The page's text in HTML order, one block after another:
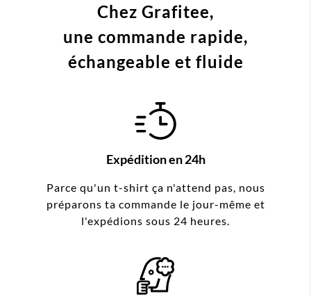
Chez Grafitee,
une commande rapide,
échangeable et fluide
Expédition en 24h
Parce qu'un t-shirt ça n'attend pas, nous
préparons ta commande le jour-même et
l'expédions sous 24 heures.